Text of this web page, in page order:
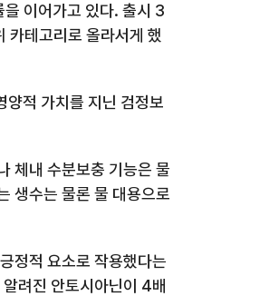
을 이어가고 있다. 출시 3
카테고리로 올라서게 했
양적 가치를 지닌 검정보
체내 수분보충 기능은 물
생수는 물론 물 대용으로
정적 요소로 작용했다는
려진 안토시아닌이 4배